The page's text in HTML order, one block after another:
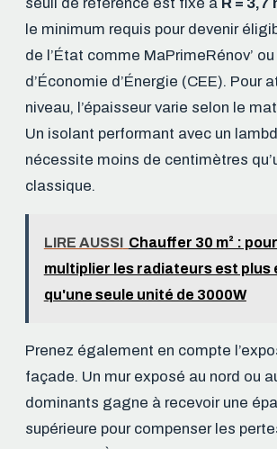
le minimum requis pour devenir
de l’État comme MaPrimeRénov’
d’Économie d’Énergie (CEE). Pour
niveau, l’épaisseur varie selon le
Un isolant performant avec un
nécessite moins de centimètres
classique.
LIRE AUSSI Chauffer 30 m² :
multiplier les radiateurs est plus
qu'une seule unité de 3000W
Prenez également en compte
façade. Un mur exposé au nord ou
dominants gagne à recevoir une
supérieure pour compenser les